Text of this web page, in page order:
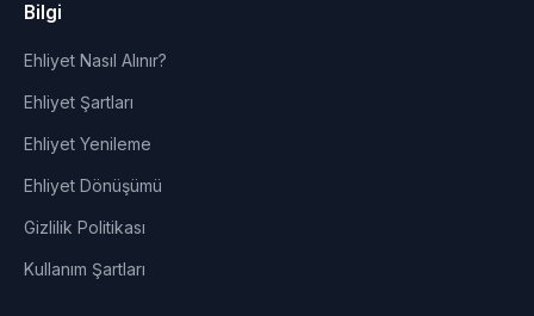
Bilgi
Ehliyet Nasıl Alınır?
Ehliyet Şartları
Ehliyet Yenileme
Ehliyet Dönüşümü
Gizlilik Politikası
Kullanım Şartları